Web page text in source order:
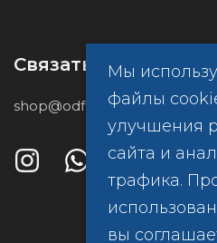
Связаться с нами
shop@odf.global
Мы
файлы
улучшения
сайта и
трафика.
вы